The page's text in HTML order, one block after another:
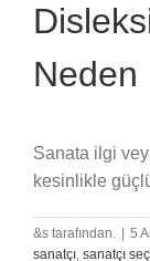
Neden
Sanata ilgi
kesinlikle
&s tarafından. 5
sanatçı, sanatçı